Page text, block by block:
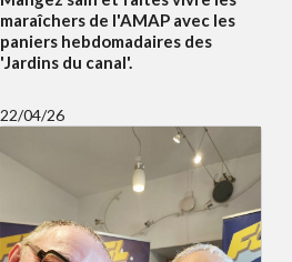
maraîchers de l'AMAP avec les
paniers hebdomadaires des
'Jardins du canal'.
22/04/26